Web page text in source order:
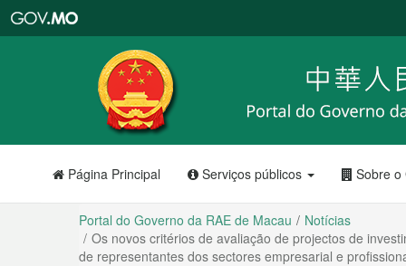
RAE
de
Macau
Página Principal Serviços públicos Sobre o
Portal do Governo da RAE de Macau
Notícias
Os novos critérios de avaliação de projectos de
de representantes dos sectores empresarial e